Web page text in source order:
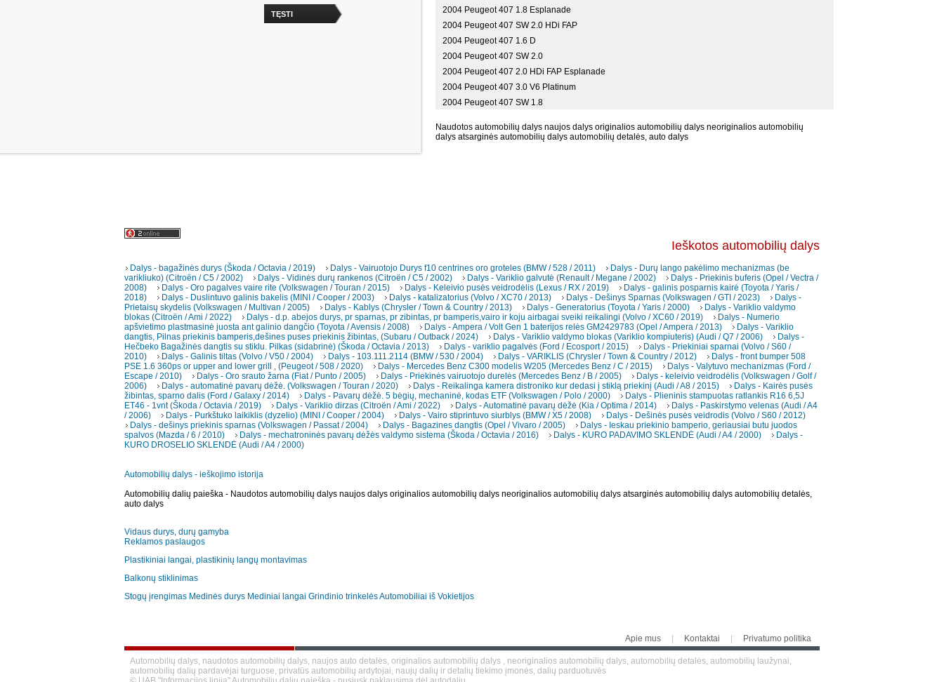
TĘSTI
2004 Peugeot 407 1.8 Esplanade
2004 Peugeot 407 SW 2.0 HDi FAP
2004 Peugeot 407 1.6 D
2004 Peugeot 407 SW 2.0
2004 Peugeot 407 2.0 HDi FAP Esplanade
2004 Peugeot 407 3.0 V6 Platinum
2004 Peugeot 407 SW 1.8
Naudotos automobilių dalys naujos dalys originalios automobilių dalys neoriginalios automobilių
dalys atsarginės automobilių dalys automobilių detalės, auto dalys
Ieškotos automobilių dalys
Dalys - bagažinės durys (Škoda / Octavia / 2019) Dalys - Vairuotojo Durys f10 centrines oro groteles (BMW / 528 / 2011)
Dalys - Durų lango pakėlimo mechanizmas (be
varikliuko) (Citroën / C5 / 2002)
Dalys - Vidinės durų rankenos (Citroën / C5 / 2002) Dalys - Variklio galvutė (Renault / Megane / 2002)
Dalys - Priekinis buferis (Opel / Vectra /
2008)
Dalys - Oro pagalves vaire rite (Volkswagen / Touran / 2015) Dalys - Keleivio pusės veidrodėlis (Lexus / RX / 2019)
Dalys - galinis posparnis kairė (Toyota / Yaris /
2018)
Dalys - Duslintuvo galinis bakelis (MINI / Cooper / 2003) Dalys - katalizatorius (Volvo / XC70 / 2013) Dalys - Dešinys Sparnas (Volkswagen / GTI / 2023)
Dalys -
Prietaisų skydelis (Volkswagen / Multivan / 2005)
Dalys - Kablys (Chrysler / Town & Country / 2013) Dalys - Generatorius (Toyota / Yaris / 2000)
Dalys - Variklio valdymo
blokas (Citroën / Ami / 2022)
Dalys - d.p. abejos durys, pr sparnas, pr zibintas, pr bamperis,vairo ir koju airbagai sveiki reikalingi (Volvo / XC60 / 2019)
Dalys - Numerio
apšvietimo plastmasinė juosta ant galinio dangčio (Toyota / Avensis / 2008)
Dalys - Ampera / Volt Gen 1 baterijos relės GM2429783 (Opel / Ampera / 2013)
Dalys - Variklio
dangtis, Pilnas priekinis bamperis,dešines puses priekinis žibintas, (Subaru / Outback / 2024)
Dalys - Variklio valdymo blokas (Variklio kompiuteris) (Audi / Q7 / 2006)
Dalys -
Hečbeko Bagažinės dangtis su stiklu. Pilkas (sidabrinė) (Škoda / Octavia / 2013)
Dalys - variklio pagalvės (Ford / Ecosport / 2015)
Dalys - Priekiniai sparnai (Volvo / S60 /
2010)
Dalys - Galinis tiltas (Volvo / V50 / 2004) Dalys - 103.111.2114 (BMW / 530 / 2004) Dalys - VARIKLIS (Chrysler / Town & Country / 2012)
Dalys - front bumper 508
PSE 1.6 360ps or upper and lower grill , (Peugeot / 508 / 2020)
Dalys - Mercedes Benz C300 modelis W205 (Mercedes Benz / C / 2015)
Dalys - Valytuvo mechanizmas (Ford /
Escape / 2010)
Dalys - Oro srauto žarna (Fiat / Punto / 2005) Dalys - Priekinės vairuotojo durelės (Mercedes Benz / B / 2005)
Dalys - keleivio veidrodėlis (Volkswagen / Golf /
2006)
Dalys - automatinė pavarų dėžė. (Volkswagen / Touran / 2020) Dalys - Reikalinga kamera distroniko kur dedasi į stiklą priekinį (Audi / A8 / 2015)
Dalys - Kairės pusės
žibintas, sparno dalis (Ford / Galaxy / 2014)
Dalys - Pavarų dėžė. 5 bėgių, mechaninė, kodas ETF (Volkswagen / Polo / 2000)
Dalys - Plieninis stampuotas ratlankis R16 6,5J
ET46 - 1vnt (Škoda / Octavia / 2019)
Dalys - Variklio dirzas (Citroën / Ami / 2022) Dalys - Automatinė pavarų dėžė (Kia / Optima / 2014)
Dalys - Paskirstymo velenas (Audi / A4
/ 2006)
Dalys - Purkštuko laikiklis (dyzelio) (MINI / Cooper / 2004) Dalys - Vairo stiprintuvo siurblys (BMW / X5 / 2008)
Dalys - Dešinės pusės veidrodis (Volvo / S60 / 2012)
Dalys - dešinys priekinis sparnas (Volkswagen / Passat / 2004)
Dalys - Bagazines dangtis (Opel / Vivaro / 2005)
Dalys - Ieskau priekinio bamperio, geriausiai butu juodos
spalvos (Mazda / 6 / 2010)
Dalys - mechatroninės pavarų dėžės valdymo sistema (Škoda / Octavia / 2016) Dalys - KURO PADAVIMO SKLENDĖ (Audi / A4 / 2000)
Dalys -
KURO DROSELIO SKLENDĖ (Audi / A4 / 2000)
Automobilių dalys - ieškojimo istorija
Automobilių dalių paieška - Naudotos automobilių dalys naujos dalys originalios automobilių dalys neoriginalios automobilių dalys atsarginės automobilių dalys automobilių detalės,
auto dalys
Vidaus durys, durų gamyba
Reklamos paslaugos
Plastikiniai langai, plastikinių langų montavimas
Balkonų stiklinimas
Stogų įrengimas Medinės durys Mediniai langai Grindinio trinkelėsAutomobiliai iš Vokietijos
Apie mus Kontaktai Privatumo politika
Automobilių dalys, naudotos automobilių dalys, naujos auto detalės, originalios automobilių dalys , neoriginalios automobilių dalys, automobilių detalės, automobilių laužynai,
automobilių dalių pardavėjai turguose, privatūs automobilių ardytojai, naujų dalių ir detalių tiekimo įmonės, dalių parduotuvės